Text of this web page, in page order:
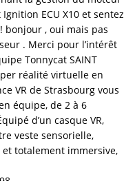
ECU X10 et sentez
bonjour , oui mais pas
. Merci pour l’intérêt
Tonnycat SAINT
réalité virtuelle en
VR de Strasbourg vous
équipe, de 2 à 6
d’un casque VR,
veste sensorielle,
totalement immersive,